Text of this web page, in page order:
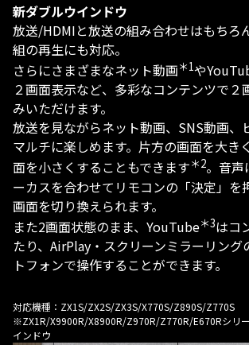
新ダブルウインドウ
放送/HDMIと放送の組み合わせはもちろ
組の再生にも対応。
さらにさまざまなネット動画＊1や
２画面表示など​、多彩なコンテンツで２
みいただけます。
放送を見ながらネット動画、SNS動画、
マルチに楽しめます。片方の画面を大き
面を小さくすることもできます＊2。音声
ーカスを合わせてリモコンの「決定」を
画面を切り換えられます。
また2画面状態のまま、YouTube＊3はコ
たり、AirPlay・スクリーンミラーリング
トフォンで操作することができます。
対応機種：ZX1S/ZX2S/ZX3S/X770S/Z890S/Z770S
※ZX1R/X9900R/X8900R/Z970R/Z770R/E670Rシリ
インドウ